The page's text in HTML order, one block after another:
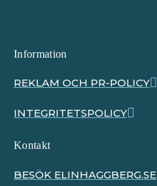
Information
REKLAM OCH PR-POLICY
INTEGRITETSPOLICY
Kontakt
BESÖK ELINHAGGBERG.SE